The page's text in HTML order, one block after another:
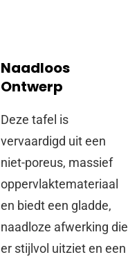
Naadloos
Ontwerp
Deze tafel is
vervaardigd uit een
niet-poreus, massief
oppervlaktemateriaal
en biedt een gladde,
naadloze afwerking die
er stijlvol uitziet en een